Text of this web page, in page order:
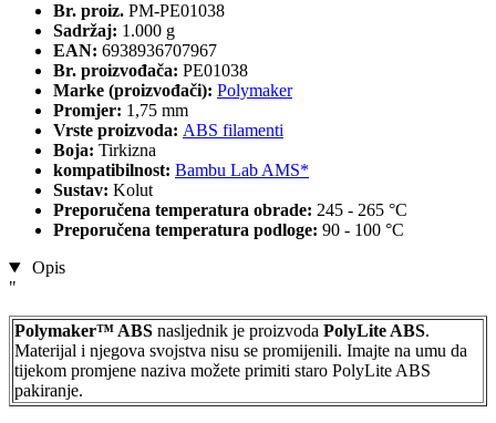
Br. proiz. PM-PE01038
Sadržaj: 1.000 g
EAN: 6938936707967
Br. proizvođača: PE01038
Marke (proizvođači): Polymaker
Promjer: 1,75 mm
Vrste proizvoda: ABS filamenti
Boja: Tirkizna
kompatibilnost: Bambu Lab AMS*
Sustav: Kolut
Preporučena temperatura obrade: 245 - 265 °C
Preporučena temperatura podloge: 90 - 100 °C
Opis
"
Polymaker™ ABS nasljednik je proizvoda PolyLite ABS.
Materijal i njegova svojstva nisu se promijenili. Imajte na umu da
tijekom promjene naziva možete primiti staro PolyLite ABS
pakiranje.